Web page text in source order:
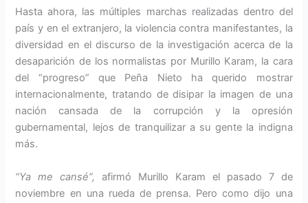
Hasta ahora, las múltiples marchas realizadas dentro del
país y en el extranjero, la violencia contra manifestantes, la
diversidad en el discurso de la investigación acerca de la
desaparición de los normalistas por Murillo Karam, la cara
del “progreso” que Peña Nieto ha querido mostrar
internacionalmente, tratando de disipar la imagen de una
nación cansada de la corrupción y la opresión
gubernamental, lejos de tranquilizar a su gente la indigna
más.
“Ya me cansé”,afirmó Murillo Karam el pasado 7 de
noviembre en una rueda de prensa. Pero como dijo una